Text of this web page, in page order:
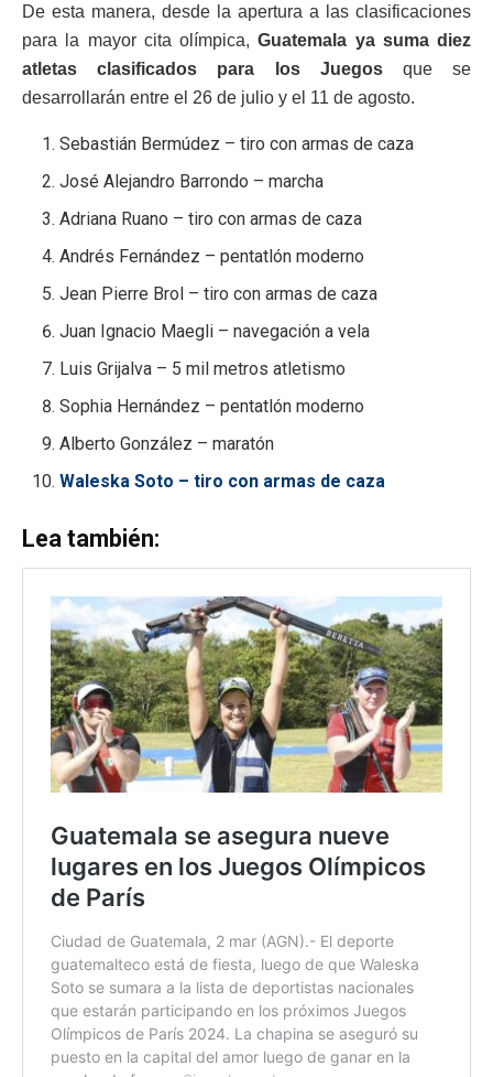
De esta manera, desde la apertura a las clasificaciones
para la mayor cita olímpica,Guatemala ya suma diez
atletas clasificados para los Juegosque se
desarrollarán entre el 26 de julio y el 11 de agosto.
Sebastián Bermúdez – tiro con armas de caza
José Alejandro Barrondo – marcha
Adriana Ruano – tiro con armas de caza
Andrés Fernández – pentatlón moderno
Jean Pierre Brol – tiro con armas de caza
Juan Ignacio Maegli – navegación a vela
Luis Grijalva – 5 mil metros atletismo
Sophia Hernández – pentatlón moderno
Alberto González – maratón
Waleska Soto – tiro con armas de caza
Lea también: